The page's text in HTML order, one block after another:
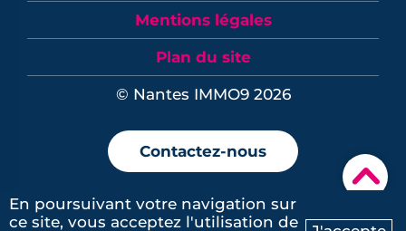
▾
Mentions légales
Plan du site
© Nantes IMMO9 2026
Contactez-nous
En poursuivant votre navigation sur
ce site, vous acceptez l'utilisation de